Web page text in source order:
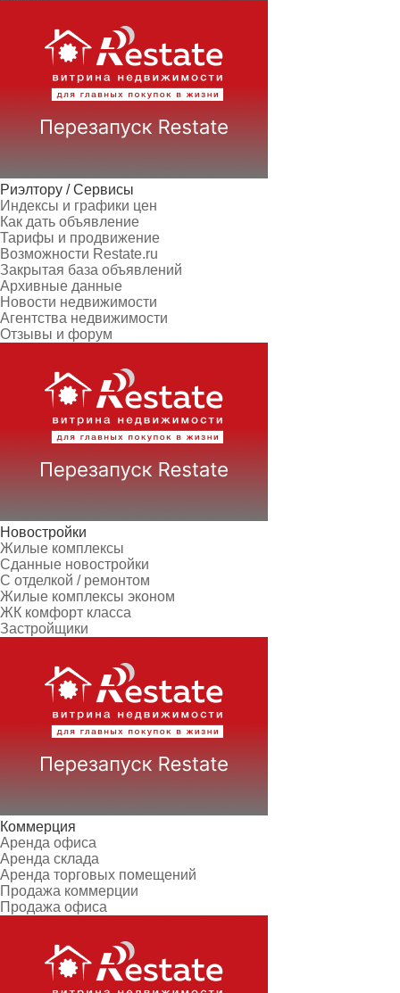
Риэлтору / Сервисы
Индексы и графики цен
Как дать объявление
Тарифы и продвижение
Возможности Restate.ru
Закрытая база объявлений
Архивные данные
Новости недвижимости
Агентства недвижимости
Отзывы и форум
Новостройки
Жилые комплексы
Сданные новостройки
С отделкой / ремонтом
Жилые комплексы эконом
ЖК комфорт класса
Застройщики
Коммерция
Аренда офиса
Аренда склада
Аренда торговых помещений
Продажа коммерции
Продажа офиса